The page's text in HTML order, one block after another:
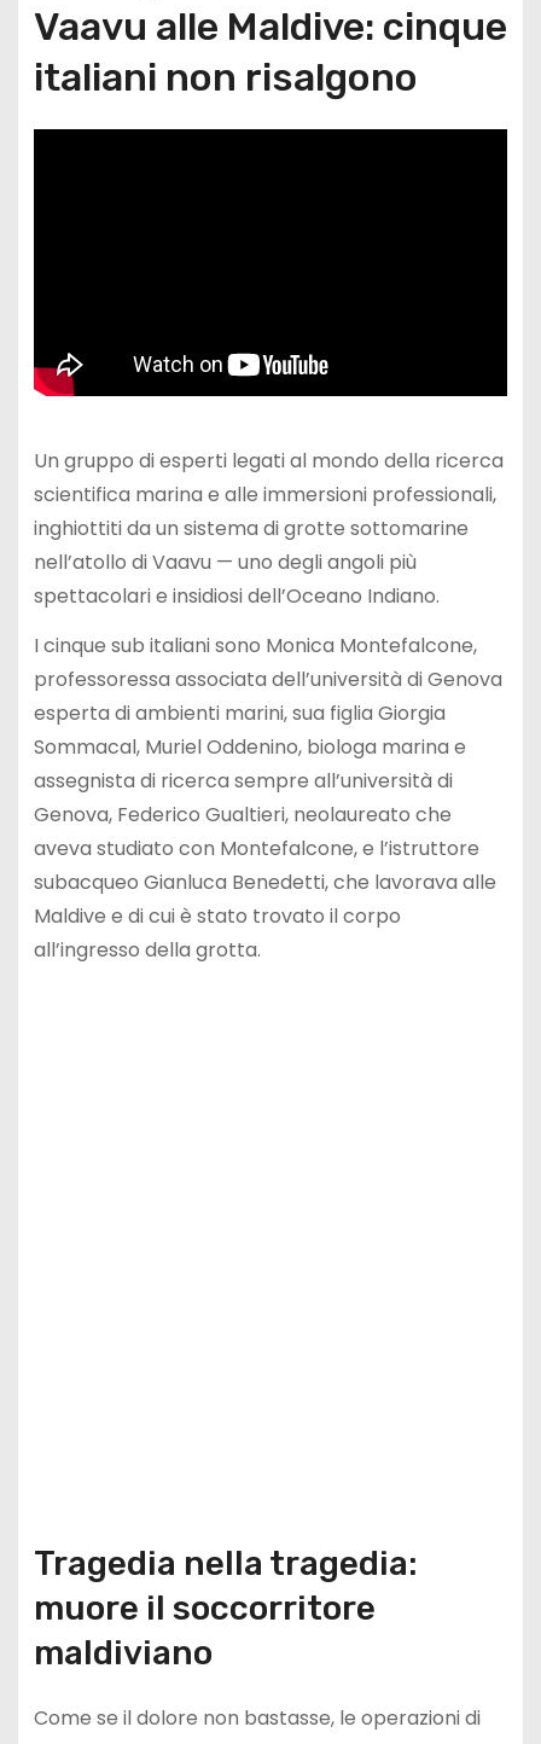
Vaavu alle Maldive: cinque
italiani non risalgono
Un gruppo di esperti legati al mondo della ricerca
scientifica marina e alle immersioni professionali,
inghiottiti da un sistema di grotte sottomarine
nell’atollo di Vaavu — uno degli angoli più
spettacolari e insidiosi dell’Oceano Indiano.
I cinque sub italiani sono Monica Montefalcone,
professoressa associata dell’università di Genova
esperta di ambienti marini, sua figlia Giorgia
Sommacal, Muriel Oddenino, biologa marina e
assegnista di ricerca sempre all’università di
Genova, Federico Gualtieri, neolaureato che
aveva studiato con Montefalcone, e l’istruttore
subacqueo Gianluca Benedetti, che lavorava alle
Maldive e di cui è stato trovato il corpo
all’ingresso della grotta.
Tragedia nella tragedia:
muore il soccorritore
maldiviano
Come se il dolore non bastasse, le operazioni di